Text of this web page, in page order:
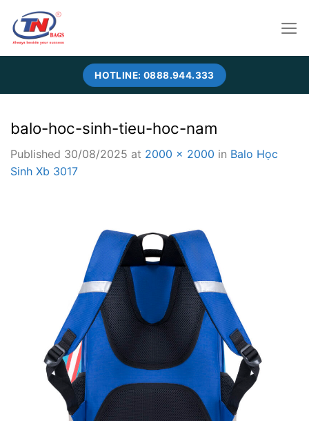
content
HOTLINE: 0888.944.333
balo-hoc-sinh-tieu-hoc-nam
Published 30/08/2025 at 2000 × 2000 in Balo Học
Sinh Xb 3017